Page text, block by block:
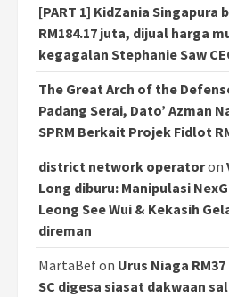
[PART 1] KidZania Singapura
RM184.17 juta, dijual harga
kegagalan Stephanie Saw
The Great Arch of the
Padang Serai, Dato’ Azman
SPRM Berkait Projek Fidlot
district network operatoron
Long diburu: Manipulasi
Leong See Wui & Kekasih
direman
MartaBefon Urus Niaga
SC digesa siasat dakwaan